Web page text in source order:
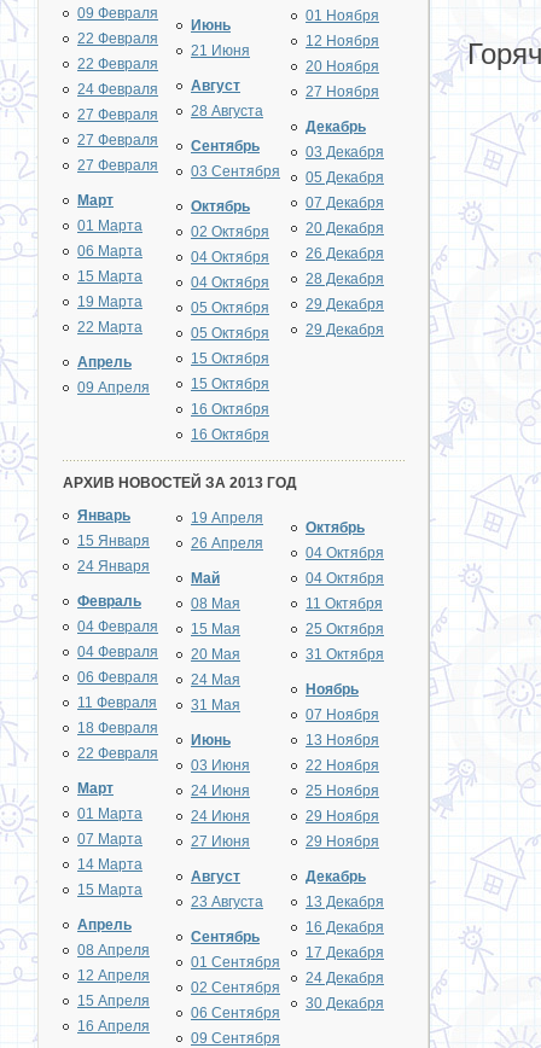
09 Февраля
22 Февраля
22 Февраля
24 Февраля
27 Февраля
27 Февраля
27 Февраля
Март
01 Марта
06 Марта
15 Марта
19 Марта
22 Марта
Апрель
09 Апреля
Июнь
21 Июня
Август
28 Августа
Сентябрь
03 Сентября
Октябрь
02 Октября
04 Октября
04 Октября
05 Октября
05 Октября
15 Октября
15 Октября
16 Октября
16 Октября
01 Ноября
12 Ноября
20 Ноября
27 Ноября
Декабрь
03 Декабря
05 Декабря
07 Декабря
20 Декабря
26 Декабря
28 Декабря
29 Декабря
29 Декабря
АРХИВ НОВОСТЕЙ ЗА 2013 ГОД
Январь
15 Января
24 Января
Февраль
04 Февраля
04 Февраля
06 Февраля
11 Февраля
18 Февраля
22 Февраля
Март
01 Марта
07 Марта
14 Марта
15 Марта
Апрель
08 Апреля
12 Апреля
15 Апреля
16 Апреля
19 Апреля
26 Апреля
Май
08 Мая
15 Мая
20 Мая
24 Мая
31 Мая
Июнь
03 Июня
24 Июня
24 Июня
27 Июня
Август
23 Августа
Сентябрь
01 Сентября
02 Сентября
06 Сентября
09 Сентября
Октябрь
04 Октября
04 Октября
11 Октября
25 Октября
31 Октября
Ноябрь
07 Ноября
13 Ноября
22 Ноября
25 Ноября
29 Ноября
29 Ноября
Декабрь
13 Декабря
16 Декабря
17 Декабря
24 Декабря
30 Декабря